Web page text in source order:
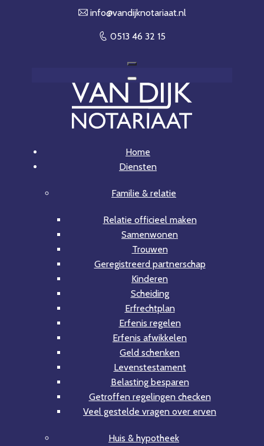
info@van​dijknotariaat.nl
0513 46 32 15
Home
Diensten
Familie & relatie
Relatie officieel maken
Samenwonen
Trouwen
Geregistreerd partnerschap
Kinderen
Scheiding
Erfrechtplan
Erfenis regelen
Erfenis afwikkelen
Geld schenken
Levenstestament
Belasting besparen
Getroffen regelingen checken
Veel gestelde vragen over erven
Huis & hypotheek